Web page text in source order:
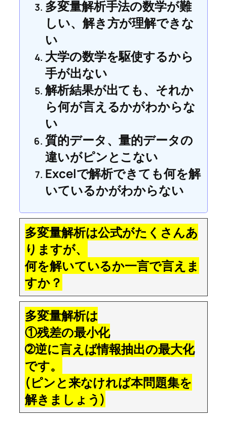
多変量解析手法の数学が難
しい、解き方が理解できな
い
大学の数学を駆使するから
手が出ない
解析結果が出ても、それか
ら何が言えるかがわからな
い
質的データ、量的データの
違いがピンとこない
Excelで解析できても何を解
いているかがわからない
多変量解析は公式がたくさんあ
りますが、
何を解いているか一言で言えま
すか？
多変量解析は
①残差の最小化
➁逆に言えば情報抽出の最大化
です。
(ピンと来なければ本問題集を
解きましょう)